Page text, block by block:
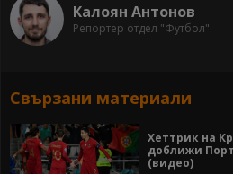
Калоян Антонов
Репортер отдел "Футбол"
Свързани материали
Хеттрик на
доближи
(видео)